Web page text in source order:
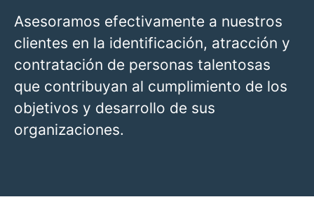
Asesoramos efectivamente a nuestros
clientes en la identificación, atracción y
contratación de personas talentosas
que contribuyan al cumplimiento de los
objetivos y desarrollo de sus
organizaciones.